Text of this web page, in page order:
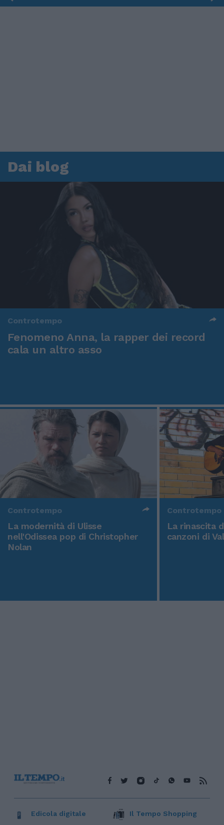
Dai blog
Controtempo
Fenomeno Anna, la rapper dei record
cala un altro asso
Controtempo
La modernità di Ulisse
nell'Odissea pop di Christopher
Nolan
Controtempo
La rinascita
canzoni di
Edicola digitale Il Tempo Shopping